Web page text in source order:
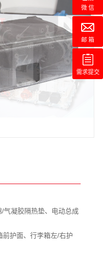
气凝胶隔热垫、电动总成
护面、行李箱左/右护
微 信
邮 箱
需求提交